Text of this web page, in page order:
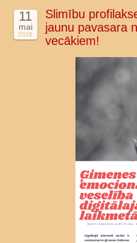
11
mai
2026
Slimību
jaunu pavasara
vecākiem!